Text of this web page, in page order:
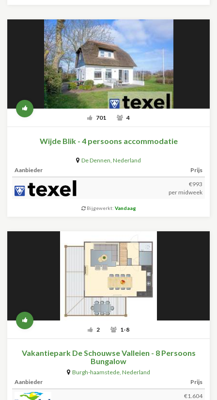
701 4
Wijde Blik - 4 persoons accommodatie
De Dennen, Nederland
Aanbieder
Prijs
€993
per midweek
Bijgewerkt: Vandaag
2 1-8
Vakantiepark De Schouwse Valleien - 8 Persoons
Bungalow
Burgh-haamstede, Nederland
Aanbieder
Prijs
€1.604